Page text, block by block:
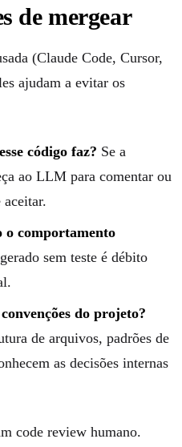
de mergear
(Claude Code, Cursor,
ajudam a evitar os
código faz? Se a
ao LLM para comentar ou
o comportamento
sem teste é débito
do projeto?
de arquivos, padrões de
as decisões internas
code review humano.